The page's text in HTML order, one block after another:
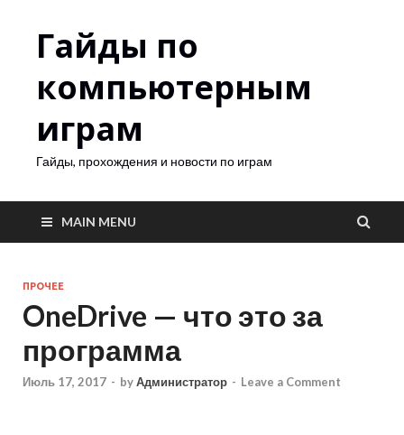
Гайды по
компьютерным
играм
Гайды, прохождения и новости по играм
MAIN MENU
ПРОЧЕЕ
OneDrive — что это за
программа
Июль 17, 2017 - byАдминистратор - Leave a Comment